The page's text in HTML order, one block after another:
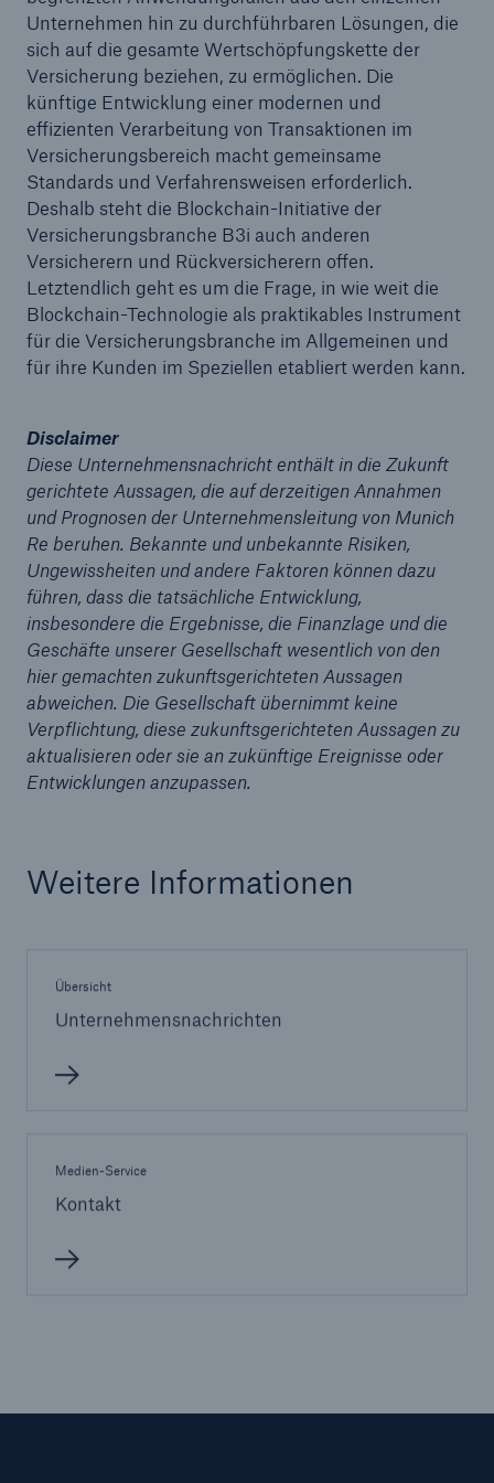
Unternehmen hin zu durchführbaren Lösungen, die
sich auf die gesamte Wertschöpfungskette der
Versicherung beziehen, zu ermöglichen. Die
künftige Entwicklung einer modernen und
effizienten Verarbeitung von Transaktionen im
Versicherungsbereich macht gemeinsame
Standards und Verfahrensweisen erforderlich.
Deshalb steht die Blockchain-Initiative der
Versicherungsbranche B3i auch anderen
Versicherern und Rückversicherern offen.
Letztendlich geht es um die Frage, in wie weit die
Blockchain-Technologie als praktikables Instrument
für die Versicherungsbranche im Allgemeinen und
für ihre Kunden im Speziellen etabliert werden kann.
Disclaimer
Diese Unternehmensnachricht enthält in die Zukunft
gerichtete Aussagen, die auf derzeitigen Annahmen
und Prognosen der Unternehmensleitung von Munich
Re beruhen. Bekannte und unbekannte Risiken,
Ungewissheiten und andere Faktoren können dazu
führen, dass die tatsächliche Entwicklung,
insbesondere die Ergebnisse, die Finanzlage und die
Geschäfte unserer Gesellschaft wesentlich von den
hier gemachten zukunftsgerichteten Aussagen
abweichen. Die Gesellschaft übernimmt keine
Verpflichtung, diese zukunftsgerichteten Aussagen zu
aktualisieren oder sie an zukünftige Ereignisse oder
Entwicklungen anzupassen.
Weitere Informationen
Übersicht
Unternehmensnachrichten
Medien-Service
Kontakt
50 %
Cyber
Geschätzte globale wirtschaftliche Kosten der
Internetkriminalität
600 bn
Rückversicherung Leben/Gesundheit
Cyber-Lösungen von Munich Re